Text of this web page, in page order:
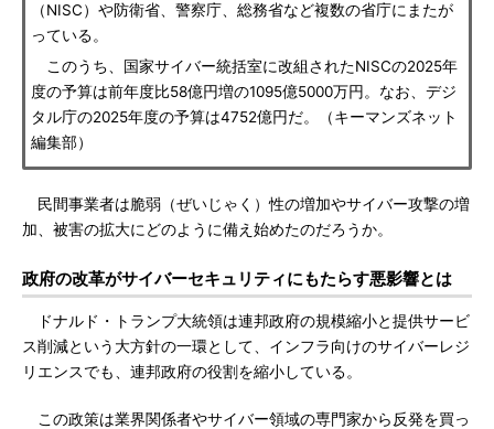
（NISC）や防衛省、警察庁、総務省など複数の省庁にまたが
っている。
このうち、国家サイバー統括室に改組されたNISCの2025年
度の予算は前年度比58億円増の1095億5000万円。なお、デジ
タル庁の2025年度の予算は4752億円だ。（キーマンズネット
編集部）
民間事業者は脆弱（ぜいじゃく）性の増加やサイバー攻撃の増
加、被害の拡大にどのように備え始めたのだろうか。
政府の改革がサイバーセキュリティにもたらす悪影響とは
ドナルド・トランプ大統領は連邦政府の規模縮小と提供サービ
ス削減という大方針の一環として、インフラ向けのサイバーレジ
リエンスでも、連邦政府の役割を縮小している。
この政策は業界関係者やサイバー領域の専門家から反発を買っ